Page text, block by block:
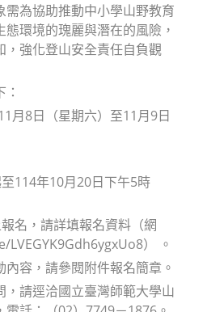
需為協助推動中小學山野教育
環境的瑰麗與潛在的風險，
，強化登山安全責任自負觀
月8日（星期六）至11月9日
114年10月20日下午5時
名，請詳填報名資料（網
） 。
容，請參閱附件報名簡章。
，請逕洽國立臺灣師範大學山